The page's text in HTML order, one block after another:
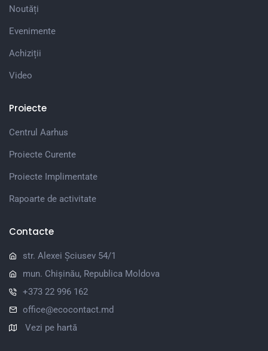
Noutăți
Evenimente
Achiziții
Video
Proiecte
Centrul Aarhus
Proiecte Curente
Proiecte Implimentate
Rapoarte de activitate
Contacte
str. Alexei Șciusev 54/1
mun. Chișinău, Republica Moldova
+373 22 996 162
office@ecocontact.md
Vezi pe hartă